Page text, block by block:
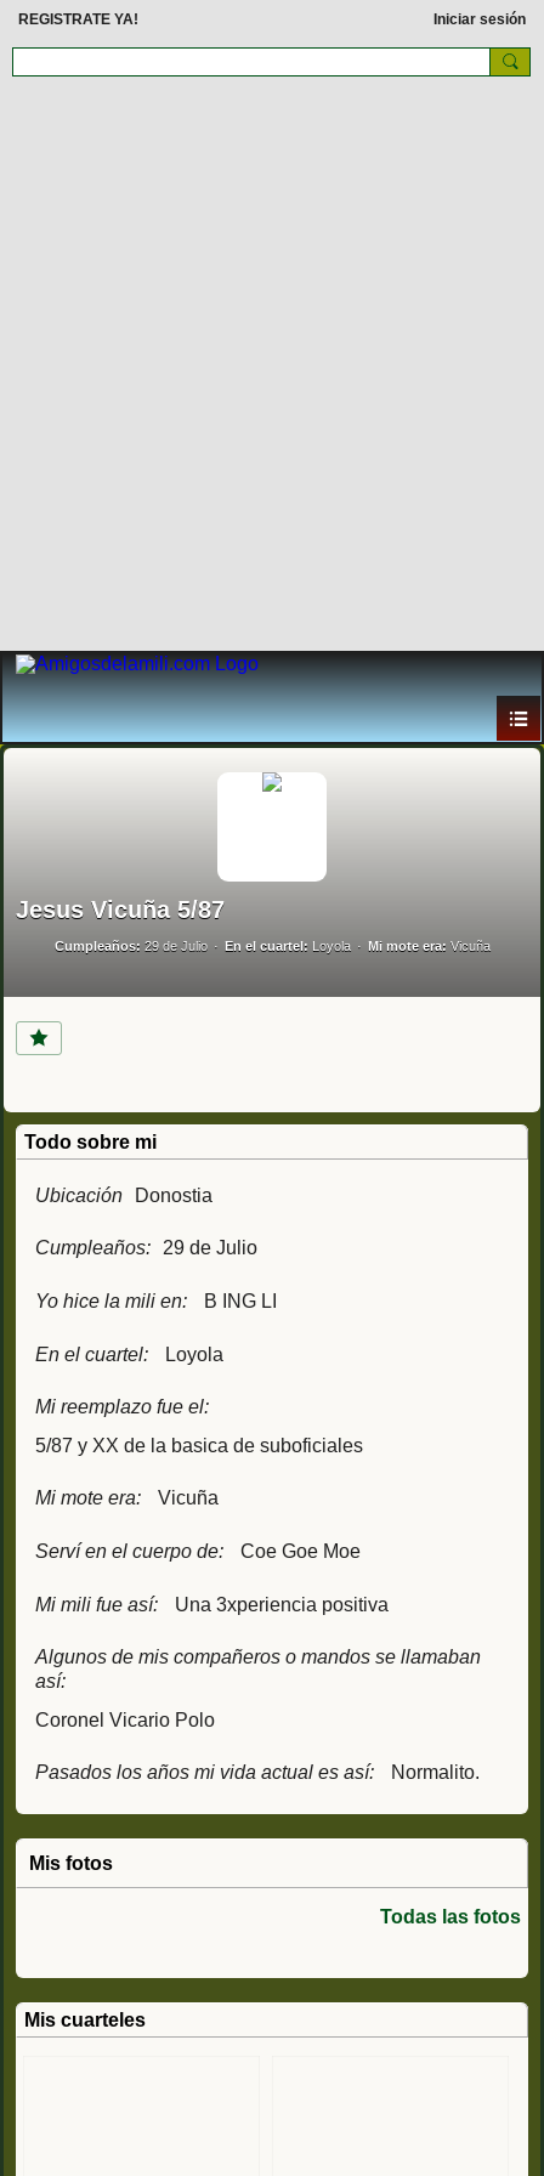
REGISTRATE YA! Iniciar sesión
Jesus Vicuña 5/87
Cumpleaños: 29 de Julio En el cuartel: Loyola Mi mote era: Vicuña
Todo sobre mi
Ubicación Donostia
Cumpleaños: 29 de Julio
Yo hice la mili en: B ING LI
En el cuartel: Loyola
Mi reemplazo fue el:
5/87 y XX de la basica de suboficiales
Mi mote era: Vicuña
Serví en el cuerpo de: Coe Goe Moe
Mi mili fue así: Una 3xperiencia positiva
Algunos de mis compañeros o mandos se llamaban
así:
Coronel Vicario Polo
Pasados los años mi vida actual es así: Normalito.
Mis fotos
Todas las fotos
Mis cuarteles